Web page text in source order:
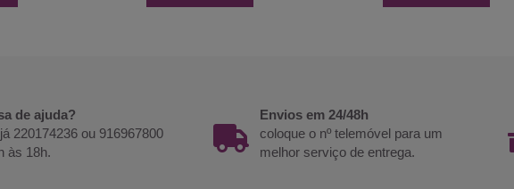
de ajuda?
220174236 ou 916967800
às 18h.
Envios em 24/48h
coloque o nº telemóvel para um
melhor serviço de entrega.